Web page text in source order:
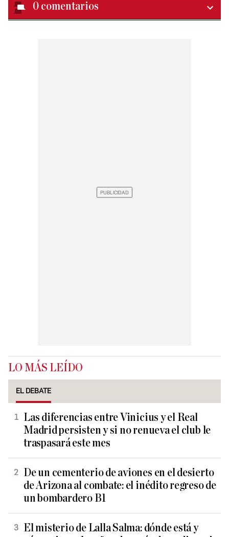
0 comentarios
LO MÁS LEÍDO
EL DEBATE
Las diferencias entre Vinicius y el Real
Madrid persisten y si no renueva el club le
traspasará este mes
De un cementerio de aviones en el desierto
de Arizona al combate: el inédito regreso de
un bombardero B1
El misterio de Lalla Salma: dónde está y